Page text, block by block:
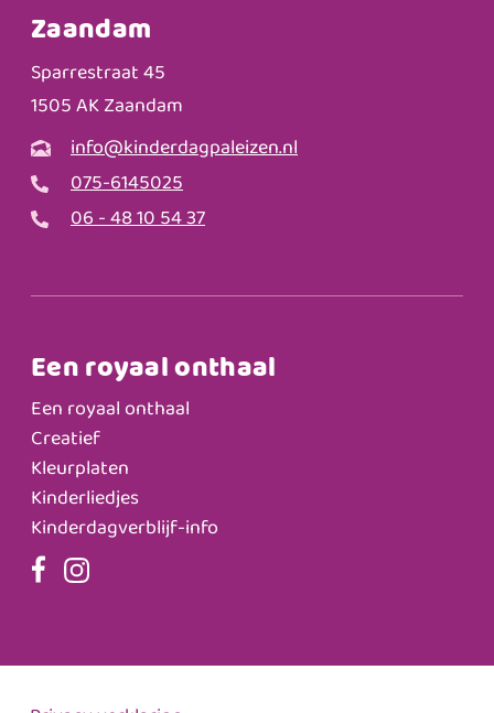
Zaandam
Sparrestraat 45
1505 AK Zaandam
info@kinderdagpaleizen.nl
075-6145025
06 - 48 10 54 37
Een royaal onthaal
Een royaal onthaal
Creatief
Kleurplaten
Kinderliedjes
Kinderdagverblijf-info